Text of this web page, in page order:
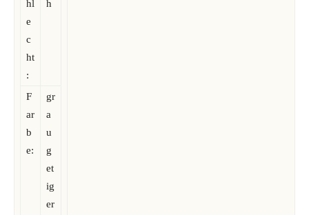
hl
e
c
ht
:
h
F
ar
b
e:
gr
a
u
g
et
ig
er